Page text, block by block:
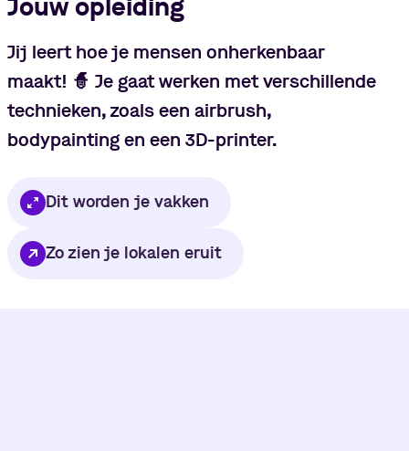
Jouw opleiding
Jij leert hoe je mensen onherkenbaar
maakt! 🧙 Je gaat werken met verschillende
technieken, zoals een airbrush,
bodypainting en een 3D-printer.
Dit worden je vakken
Zo zien je lokalen eruit